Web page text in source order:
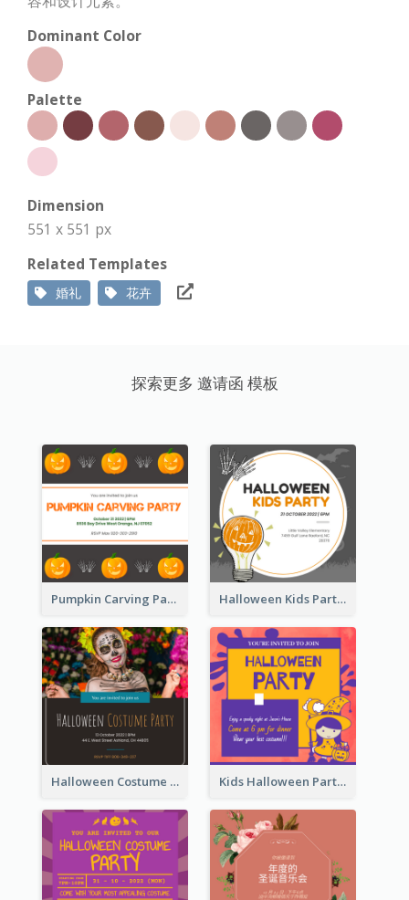
Dominant Color
Palette
Dimension
551 x 551 px
Related Templates
婚礼 花卉
探索更多 邀请函 模板
Pumpkin Carving Party Invitation Halloween Kids Party Invitation
Halloween Costume Party Invitation Kids Halloween Party Invitation